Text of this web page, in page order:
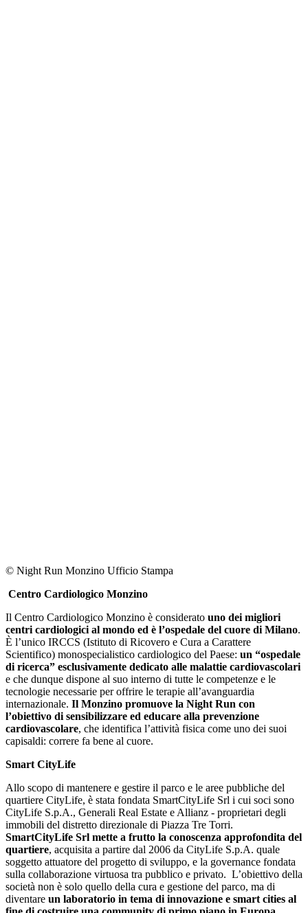
© Night Run Monzino Ufficio Stampa
Centro Cardiologico Monzino
Il Centro Cardiologico Monzino è considerato uno dei migliori
centri cardiologici al mondo ed è l’ospedale del cuore di Milano.
È l’unico IRCCS (Istituto di Ricovero e Cura a Carattere
Scientifico) monospecialistico cardiologico del Paese: un “ospedale
di ricerca” esclusivamente dedicato alle malattie cardiovascolari
e che dunque dispone al suo interno di tutte le competenze e le
tecnologie necessarie per offrire le terapie all’avanguardia
internazionale. Il Monzino promuove la Night Run con
l’obiettivo di sensibilizzare ed educare alla prevenzione
cardiovascolare, che identifica l’attività fisica come uno dei suoi
capisaldi: correre fa bene al cuore.
Smart CityLife
Allo scopo di mantenere e gestire il parco e le aree pubbliche del
quartiere CityLife, è stata fondata SmartCityLife Srl i cui soci sono
CityLife S.p.A., Generali Real Estate e Allianz - proprietari degli
immobili del distretto direzionale di Piazza Tre Torri.
SmartCityLife Srl mette a frutto la conoscenza approfondita del
quartiere, acquisita a partire dal 2006 da CityLife S.p.A. quale
soggetto attuatore del progetto di sviluppo, e la governance fondata
sulla collaborazione virtuosa tra pubblico e privato. L’obiettivo della
società non è solo quello della cura e gestione del parco, ma di
diventare un laboratorio in tema di innovazione e smart cities al